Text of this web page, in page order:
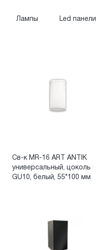
Лампы Led панели
Св-к MR-16 ART ANTIK
универсальный, цоколь
GU10, белый, 55*100 мм